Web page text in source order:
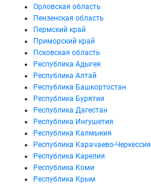
Орловская область
Пензенская область
Пермский край
Приморский край
Псковская область
Республика Адыгея
Республика Алтай
Республика Башкортостан
Республика Бурятия
Республика Дагестан
Республика Ингушетия
Республика Калмыкия
Республика Карачаево-Черкессия
Республика Карелия
Республика Коми
Республика Крым